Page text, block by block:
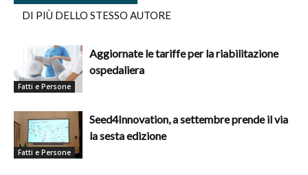
DI PIÙ DELLO STESSO AUTORE
Fatti e Persone
Aggiornate le tariffe per la riabilitazione
ospedaliera
Fatti e Persone
Seed4Innovation, a settembre prende il via
la sesta edizione